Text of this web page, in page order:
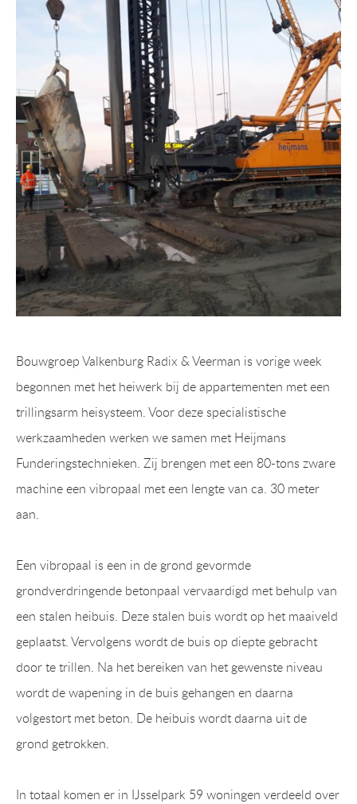
Bouwgroep Valkenburg Radix & Veerman is vorige week
begonnen met het heiwerk bij de appartementen met een
trillingsarm heisysteem. Voor deze specialistische
werkzaamheden werken we samen met Heijmans
Funderingstechnieken. Zij brengen met een 80-tons zware
machine een vibropaal met een lengte van ca. 30 meter
aan.
Een vibropaal is een in de grond gevormde
grondverdringende betonpaal vervaardigd met behulp van
een stalen heibuis. Deze stalen buis wordt op het maaiveld
geplaatst. Vervolgens wordt de buis op diepte gebracht
door te trillen. Na het bereiken van het gewenste niveau
wordt de wapening in de buis gehangen en daarna
volgestort met beton. De heibuis wordt daarna uit de
grond getrokken.
In totaal komen er in IJsselpark 59 woningen verdeeld over